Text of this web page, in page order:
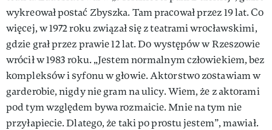
wykreował postać Zbyszka. Tam pracował przez 19 lat. Co
więcej, w 1972 roku związał się z teatrami wrocławskimi,
gdzie grał przez prawie 12 lat. Do występów w Rzeszowie
wrócił w 1983 roku. „Jestem normalnym człowiekiem, bez
kompleksów i syfonu w głowie. Aktorstwo zostawiam w
garderobie, nigdy nie gram na ulicy. Wiem, że z aktorami
pod tym względem bywa rozmaicie. Mnie na tym nie
przyłapiecie. Dlatego, że taki po prostu jestem”, mawiał.